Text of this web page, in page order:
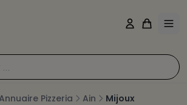
Pizzeria Ain Mijoux